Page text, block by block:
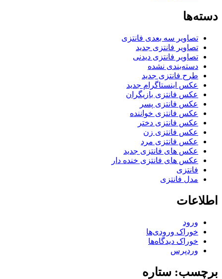
دسته‌ها
تصاویر سه بعدی فانتزی
تصاویر فانتزی جدید
تصاویر فانتزی دیدنی
دسته‌بندی نشده
طرح فانتزی جدید
عکس اینستاگرام جدید
عکس فانتزی بازیگران
عکس فانتزی پسر
عکس فانتزی خواننده
عکس فانتزی دختر
عکس فانتزی زن
عکس فانتزی مرد
عکس های فانتزی جدید
عکس های فانتزی خنده دار
فانتزی
مدل فانتزی
اطلاعات
ورود
خوراک ورودی‌ها
خوراک دیدگاه‌ها
وردپرس
برچسب: ستاره